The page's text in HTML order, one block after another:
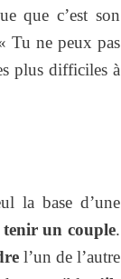
que c’est son
Tu ne peux pas
plus difficiles à
la base d’une
un couple.
l’un de l’autre